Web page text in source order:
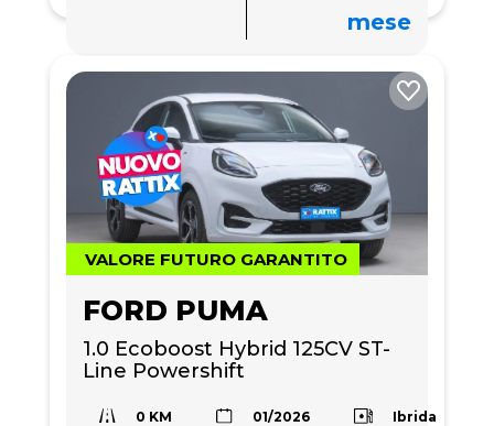
mese
VALORE FUTURO GARANTITO
FORD PUMA
1.0 Ecoboost Hybrid 125CV ST-
Line Powershift
0 KM 01/2026 Ibrida